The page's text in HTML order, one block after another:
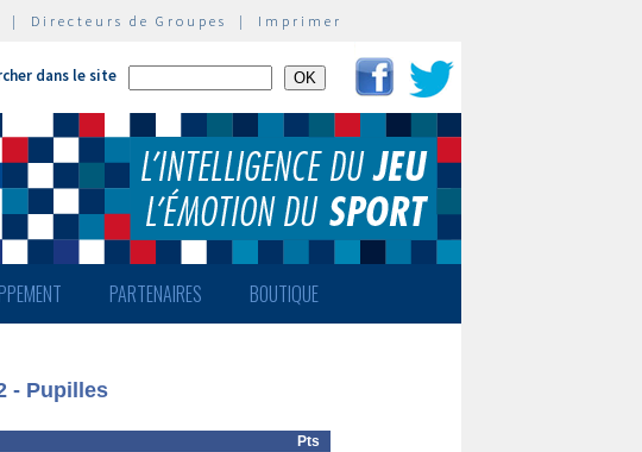
| Directeurs de Groupes | Imprimer
dans le site
PARTENAIRES BOUTIQUE
- Pupilles
Pts